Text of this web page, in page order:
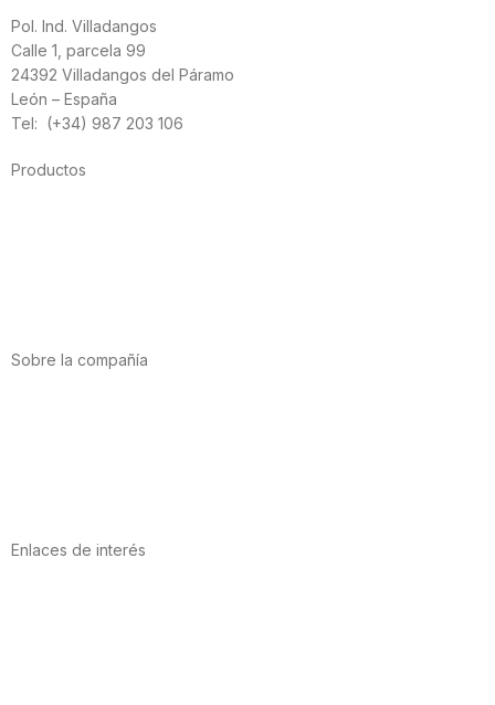
Pol. Ind. Villadangos
Calle 1, parcela 99
24392 Villadangos del Páramo
León – España
Tel: (+34) 987 203 106
Productos
Sobre la compañía
Enlaces de interés